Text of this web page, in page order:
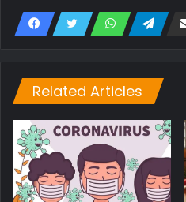
Related Articles